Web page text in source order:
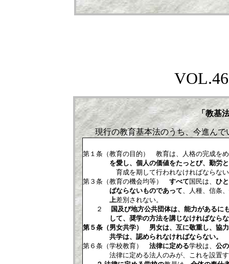
VOL.
「教基
現行の教育基本法のうち、今進ん
第１条（教育の目的） 教育は、人格の完成を
を愛し、個人の価値をたっとび、勤労と
育成を期して行われなければならない
第３条（教育の機会均等） すべて 国民は、 ひ
ばならないものであって、人種、信条
上差別されない。
２
国及び地方公共団体は、能力があるに
して、奨学の方法を講じなければならな
第５条（男女共学） 男女は、互に敬重し、協
共学は、認められなければならない。
第６条（学校教育）
法律に定める学校は、 公
法律に定める法人のみが、これを設置す